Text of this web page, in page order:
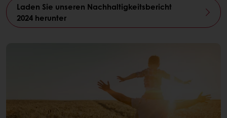
Laden Sie unseren Nachhaltigkeitsbericht
2024 herunter